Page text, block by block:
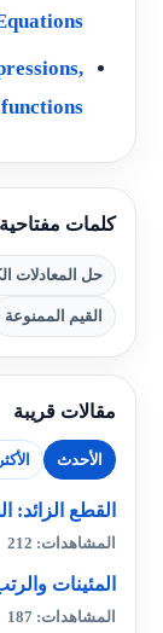
كلمات مفتاحية
حل المعادلات
القيم الممنوعة
مقالات قريبة
الأحدث
القطع الزائد:
المشاهدات: 212
المئينات
المشاهدات: 187